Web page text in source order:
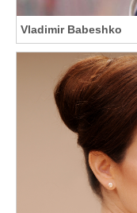
Vladimir Babeshko